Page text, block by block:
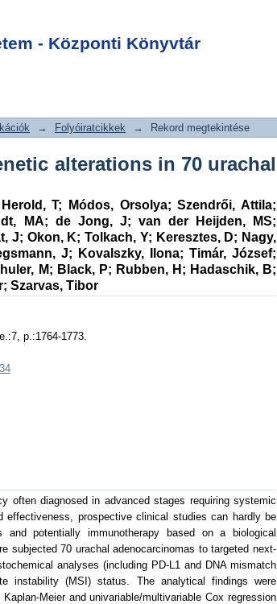
- Központi Könyvtár
genetic
→ Folyóiratcikkek → Rekord megtekintése
alterations in 70 urachal
Herold, T; Módos, Orsolya;Szendrői, Attila;
MA; de Jong, J; van der Heijden, MS;
J; Okon, K;Tolkach, Y; Keresztes, D; Nagy,
J; Kovalszky, Ilona;Timár, József;
M; Black, P; Rubben, H ; Hadaschik, B;
; Szarvas, Tibor
p.:1764-1773.
often diagnosed in advanced stages requiring systemic
prospective clinical studies can hardly be
and potentially immunotherapy based on a biological
subjected 70 urachal adenocarcinomas to targeted next-
analyses (including PD-L1 and DNA mismatch
instability (MSI) status. The analytical findings were
Meier and univariable/multivariable Cox regression